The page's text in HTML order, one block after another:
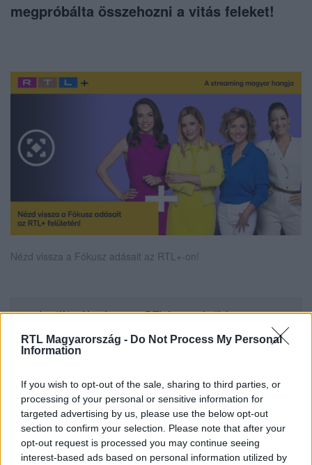
RTL Magyarország - Do Not Process My Personal
Information
If you wish to opt-out of the sale, sharing to third parties, or
processing of your personal or sensitive information for
targeted advertising by us, please use the below opt-out
section to confirm your selection. Please note that after your
opt-out request is processed you may continue seeing
interest-based ads based on personal information utilized by
megpróbálta összehozni a vitás feleket!
Nézd vissza a Fókusz adásait az RTL+-on!
Itt állítsd be, hogy az RTL.hu az elsők között